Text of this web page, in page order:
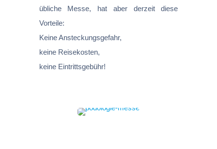
übliche Messe, hat aber derzeit diese
Vorteile:
Keine Ansteckungsgefahr,
keine Reisekosten,
keine Eintrittsgebühr!